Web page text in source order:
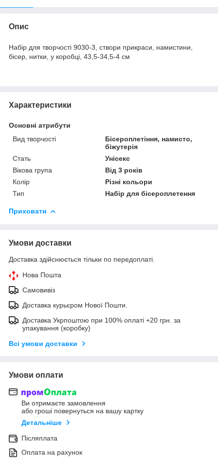
Опис
Набір для творчості 9030-3, створи прикраси, намистини,
бісер, нитки, у коробці, 43,5-34,5-4 см
Характеристики
Основні атрибути
Вид творчості
Бісероплетіння, намисто,
біжутерія
Стать
Унісекс
Вікова група
Від 3 років
Колір
Різні кольори
Тип
Набір для бісероплетення
Приховати
Умови доставки
Доставка здійснюється тільки по передоплаті.
Нова Пошта
Самовивіз
Доставка курьєром Нової Пошти.
Доставка Укрпоштою при 100% оплаті +20 грн. за
упакування (коробку)
Всі умови доставки
Умови оплати
Ви отримаєте замовлення
або гроші повернуться на вашу картку
Детальніше
Післяплата
Оплата на рахунок